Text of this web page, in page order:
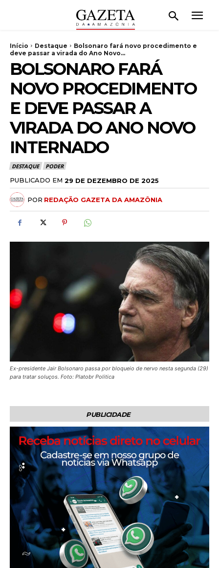
Início Destaque
Bolsonaro fará novo procedimento e
deve passar a virada do Ano Novo...
BOLSONARO FARÁ
NOVO PROCEDIMENTO
E DEVE PASSAR A
VIRADA DO ANO NOVO
INTERNADO
DESTAQUE PODER
PUBLICADO EM 29 DE DEZEMBRO DE 2025
POR REDAÇÃO GAZETA DA AMAZÔNIA
Ex-presidente Jair Bolsonaro passa por bloqueio de nervo nesta segunda (29)
para tratar soluços. Foto: Platobr Politica
PUBLICIDADE